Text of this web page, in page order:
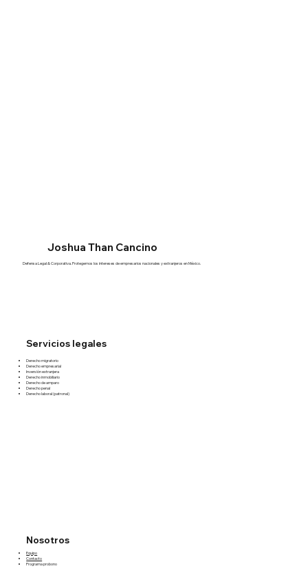
Joshua Than Cancino
Defensa Legal & Corporativa. Protegemos los intereses de empresarios nacionales y extranjeros en México.
Servicios legales
Derecho migratorio
Derecho empresarial
Inversión extranjera
Derecho inmobiliario
Derecho de amparo
Derecho penal
Derecho laboral (patronal)
Nosotros
Equipo
Contacto
Programa probono